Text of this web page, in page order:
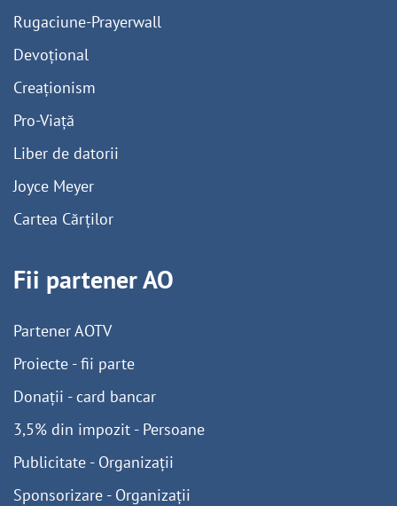
Rugaciune-Prayerwall
Devoțional
Creaționism
Pro-Viață
Liber de datorii
Joyce Meyer
Cartea Cărților
Fii partener AO
Partener AOTV
Proiecte - fii parte
Donații - card bancar
3,5% din impozit - Persoane
Publicitate - Organizații
Sponsorizare - Organizații